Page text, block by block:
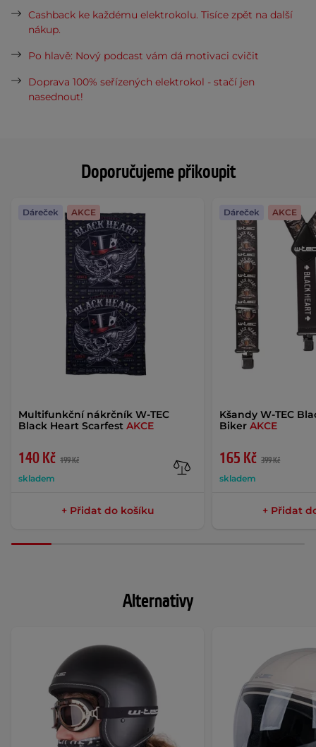
Doporučujeme přikoupit
Multifunkční nákrčník W-TEC
Black Heart Scarfest AKCE
140 Kč 199 Kč
skladem
Dáreček AKCE
+ Přidat do košíku
Kšandy W-TEC
BikerAKCE
165 Kč 399 Kč
skladem
Dáreček AKCE
+ Přidat
Cashback ke každému elektrokolu. Tisíce zpět na další
nákup.
Po hlavě: Nový podcast vám dá motivaci cvičit
Doprava 100% seřízených elektrokol - stačí jen
nasednout!
Alternativy